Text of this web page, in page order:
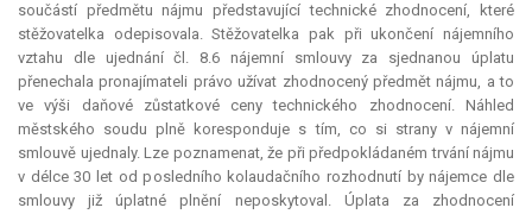
součástí předmětu nájmu představující technické zhodnocení, které
stěžovatelka odepisovala. Stěžovatelka pak při ukončení nájemního
vztahu dle ujednání čl. 8.6 nájemní smlouvy za sjednanou úplatu
přenechala pronajímateli právo užívat zhodnocený předmět nájmu, a to
ve výši daňové zůstatkové ceny technického zhodnocení. Náhled
městského soudu plně koresponduje s tím, co si strany v nájemní
smlouvě ujednaly. Lze poznamenat, že při předpokládaném trvání nájmu
v délce 30 let od posledního kolaudačního rozhodnutí by nájemce dle
smlouvy již úplatné plnění neposkytoval. Úplata za zhodnocení